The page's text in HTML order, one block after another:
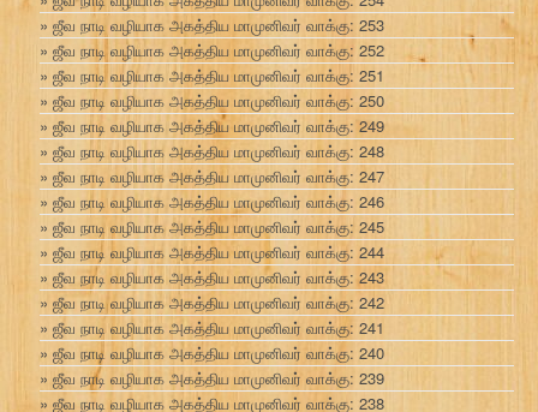
ஜீவ நாடி வழியாக அகத்திய மாமுனிவர் வாக்கு: 253
ஜீவ நாடி வழியாக அகத்திய மாமுனிவர் வாக்கு: 252
ஜீவ நாடி வழியாக அகத்திய மாமுனிவர் வாக்கு: 251
ஜீவ நாடி வழியாக அகத்திய மாமுனிவர் வாக்கு: 250
ஜீவ நாடி வழியாக அகத்திய மாமுனிவர் வாக்கு: 249
ஜீவ நாடி வழியாக அகத்திய மாமுனிவர் வாக்கு: 248
ஜீவ நாடி வழியாக அகத்திய மாமுனிவர் வாக்கு: 247
ஜீவ நாடி வழியாக அகத்திய மாமுனிவர் வாக்கு: 246
ஜீவ நாடி வழியாக அகத்திய மாமுனிவர் வாக்கு: 245
ஜீவ நாடி வழியாக அகத்திய மாமுனிவர் வாக்கு: 244
ஜீவ நாடி வழியாக அகத்திய மாமுனிவர் வாக்கு: 243
ஜீவ நாடி வழியாக அகத்திய மாமுனிவர் வாக்கு: 242
ஜீவ நாடி வழியாக அகத்திய மாமுனிவர் வாக்கு: 241
ஜீவ நாடி வழியாக அகத்திய மாமுனிவர் வாக்கு: 240
ஜீவ நாடி வழியாக அகத்திய மாமுனிவர் வாக்கு: 239
ஜீவ நாடி வழியாக அகத்திய மாமுனிவர் வாக்கு: 238